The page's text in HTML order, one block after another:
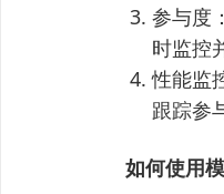
参与度
时监控
性能监
跟踪参
如何使用